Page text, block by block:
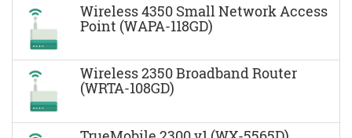
Wireless 4350 Small Network Access
Point (WAPA-118GD)
Wireless 2350 Broadband Router
(WRTA-108GD)